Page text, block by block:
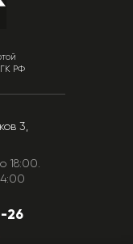
ГК РФ
3,
18:00.
26